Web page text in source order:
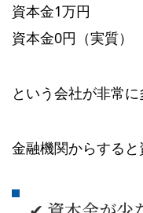
資本金1万円
資本金0円（実質）
という会社が非常に
金融機関からすると